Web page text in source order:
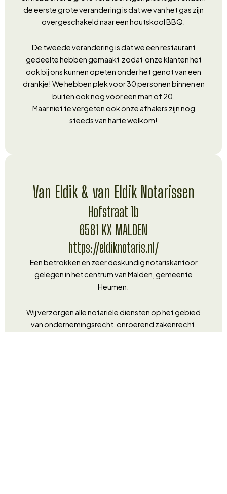
de eerste grote verandering is dat we van het gas zijn
overgeschakeld naar een houtskool BBQ.
De tweede verandering is dat we een restaurant
gedeelte hebben gemaakt zodat onze klanten het
ook bij ons kunnen opeten onder het genot van een
drankje! We hebben plek voor 30 personen binnen en
buiten ook nog voor een man of 20.
Maar niet te vergeten ook onze afhalers zijn nog
steeds van harte welkom!
Van Eldik & van Eldik Notarissen
Hofstraat 1b
6581 KX MALDEN
https://eldiknotaris.nl/
Een betrokken en zeer deskundig notariskantoor
gelegen in het centrum van Malden, gemeente
Heumen.
Wij verzorgen alle notariële diensten op het gebied
van ondernemingsrecht, onroerend zakenrecht,